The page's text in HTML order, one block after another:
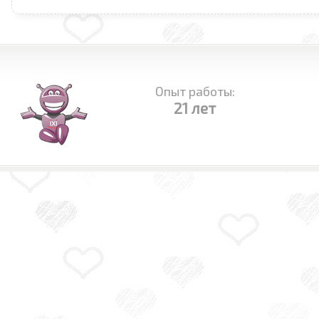
Опыт работы:
21 лет